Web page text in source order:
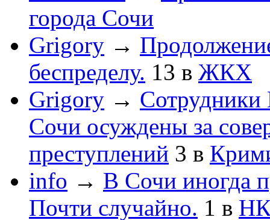
города Сочи
Grigory →
беспределу. 13 в ЖКХ
Grigory →
Сочи осуждены за
преступлений 3 в
info → В Сочи иногда
Почти случайно. 1 в